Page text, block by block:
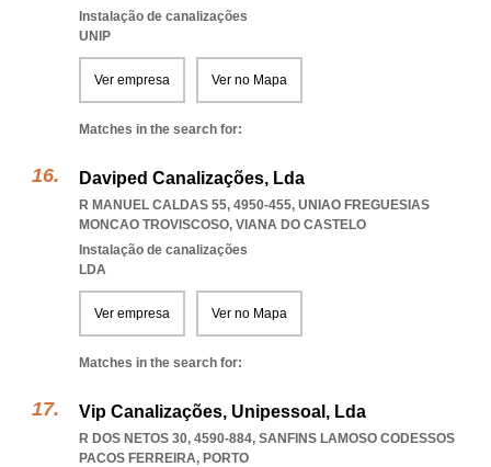
Instalação de canalizações
UNIP
Ver empresa Ver no Mapa
Matches in the search for:
Daviped Canalizações, Lda
R MANUEL CALDAS 55, 4950-455, UNIAO FREGUESIAS
MONCAO TROVISCOSO, VIANA DO CASTELO
Instalação de canalizações
LDA
Ver empresa Ver no Mapa
Matches in the search for:
Vip Canalizações, Unipessoal, Lda
R DOS NETOS 30, 4590-884, SANFINS LAMOSO CODESSOS
PACOS FERREIRA, PORTO